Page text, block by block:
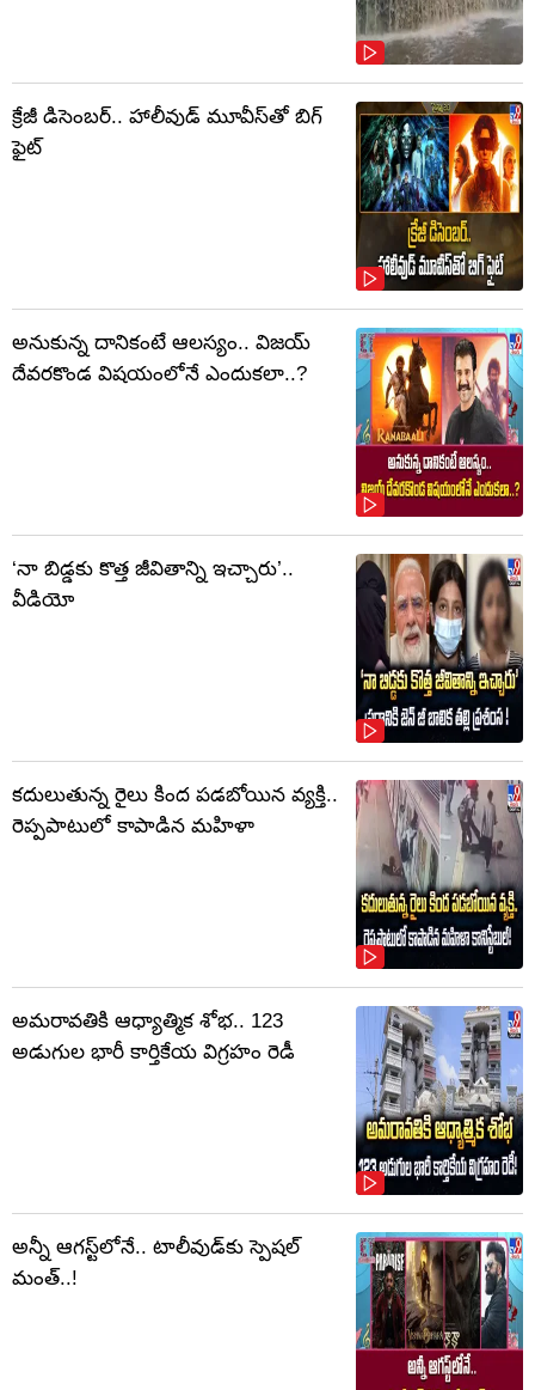
క్రేజీ డిసెంబర్‌.. హాలీవుడ్ మూవీస్‌తో బిగ్
ఫైట్‌
అనుకున్న దానికంటే ఆలస్యం.. విజయ్
దేవరకొండ విషయంలోనే ఎందుకలా..?
‘నా బిడ్డకు కొత్త జీవితాన్ని ఇచ్చారు’..
వీడియో
కదులుతున్న రైలు కింద పడబోయిన వ్యక్తి..
రెప్పపాటులో కాపాడిన మహిళా
అమరావతికి ఆధ్యాత్మిక శోభ.. 123
అడుగుల భారీ కార్తికేయ విగ్రహం రెడీ
అన్నీ ఆగస్ట్‌లోనే.. టాలీవుడ్‌కు స్పెషల్
మంత్..!